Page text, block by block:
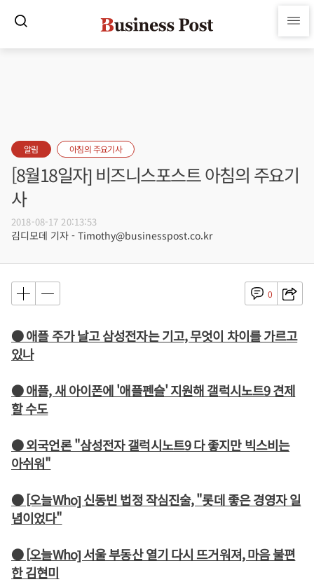
알림 아침의 주요기사
[8월18일자] 비즈니스포스트 아침의 주요기
사
2018-08-17 20:13:53
김디모데 기자 - Timothy@businesspost.co.kr
0
● 애플 주가 날고 삼성전자는 기고, 무엇이 차이를 가르고
있나
● 애플, 새 아이폰에 '애플펜슬' 지원해 갤럭시노트9 견제
할 수도
● 외국언론 "삼성전자 갤럭시노트9 다 좋지만 빅스비는
아쉬워"
● [오늘Who] 신동빈 법정 작심진술, "롯데 좋은 경영자 일
념이었다"
● [오늘Who] 서울 부동산 열기 다시 뜨거워져, 마음 불편
한 김현미